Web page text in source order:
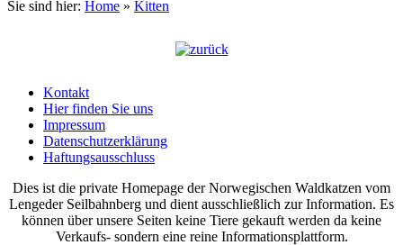
Sie sind hier: Home » Kitten
Kontakt
Hier finden Sie uns
Impressum
Datenschutzerklärung
Haftungsausschluss
Dies ist die private Homepage der Norwegischen Waldkatzen vom
Lengeder Seilbahnberg und dient ausschließlich zur Information. Es
können über unsere Seiten keine Tiere gekauft werden da keine
Verkaufs- sondern eine reine Informationsplattform.